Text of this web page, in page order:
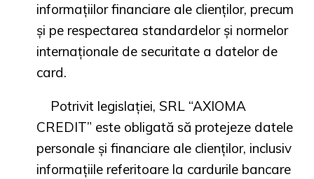
informațiilor financiare ale clienților, precum
și pe respectarea standardelor și normelor
internaționale de securitate a datelor de
card.
Potrivit legislației, SRL “AXIOMA
CREDIT” este obligată să protejeze datele
personale și financiare ale clienților, inclusiv
informațiile referitoare la cardurile bancare